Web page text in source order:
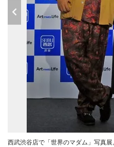
西武渋谷店で「世界のマダム」写真